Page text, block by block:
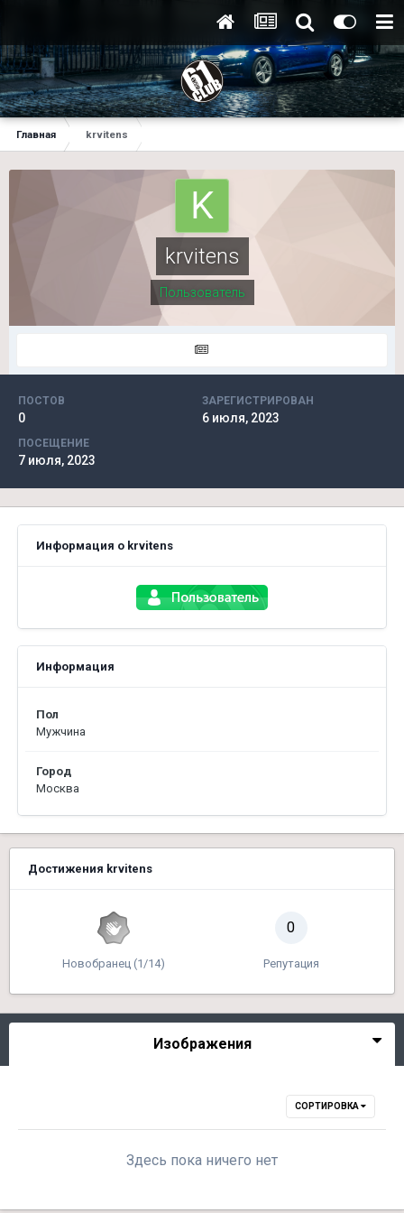
Главная krvitens
krvitens
Пользователь
ПОСТОВ
0
ЗАРЕГИСТРИРОВАН
6 июля, 2023
ПОСЕЩЕНИЕ
7 июля, 2023
Информация о krvitens
Информация
Пол
Мужчина
Город
Москва
Достижения krvitens
Новобранец (1/14)
0
Репутация
Изображения
СОРТИРОВКА
Здесь пока ничего нет